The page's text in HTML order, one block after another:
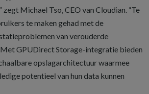
zegt Michael Tso, CEO van Cloudian. “Te
te maken gehad met de
van verouderde
GPUDirect Storage-integratie bieden
opslagarchitectuur waarmee
potentieel van hun data kunnen